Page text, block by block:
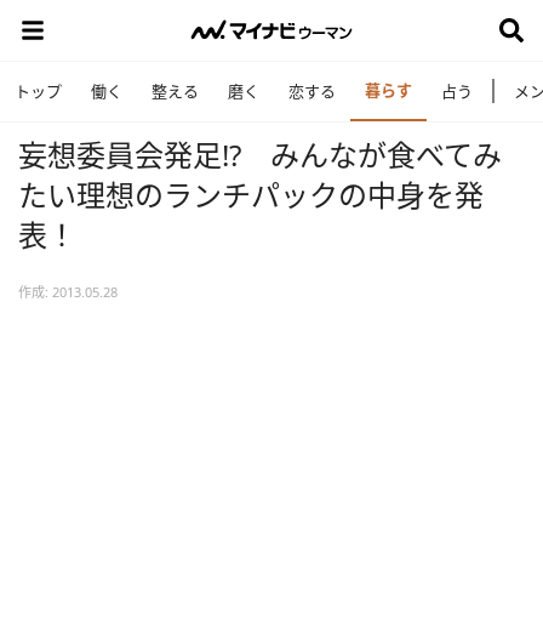
トップ 働く 整える 磨く 恋する 暮らす 占う メ
妄想委員会発足!? みんなが食べてみ
たい理想のランチパックの中身を発
表！
作成: 2013.05.28